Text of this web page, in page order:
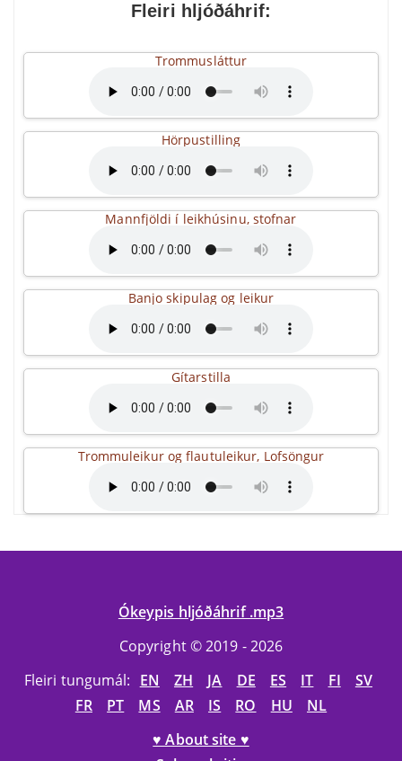
Fleiri hljóðáhrif:
Trommusláttur
Hörpustilling
Mannfjöldi í leikhúsinu, stofnar
Banjo skipulag og leikur
Gítarstilla
Trommuleikur og flautuleikur, Lofsöngur
Ókeypis hljóðáhrif .mp3
Copyright © 2019 - 2026
Fleiri tungumál: EN ZH JA DE ES IT FI
SV
FR
PT MS AR IS RO HU
NL
♥ About site ♥